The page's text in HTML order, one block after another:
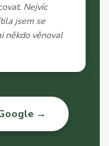
Nejvíc
jsem se
někdo věnoval
→